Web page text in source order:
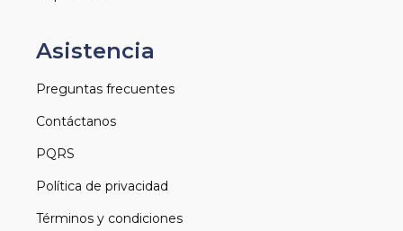
Asistencia
Preguntas frecuentes
Contáctanos
PQRS
Política de privacidad
Términos y condiciones